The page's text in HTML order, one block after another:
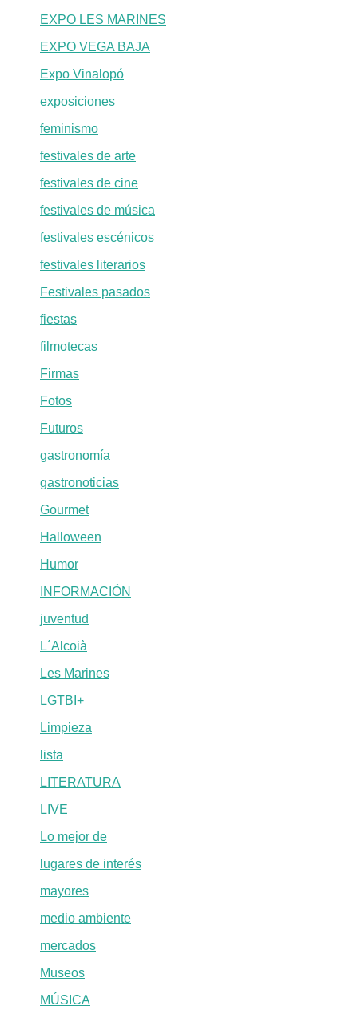
EXPO LES MARINES
EXPO VEGA BAJA
Expo Vinalopó
exposiciones
feminismo
festivales de arte
festivales de cine
festivales de música
festivales escénicos
festivales literarios
Festivales pasados
fiestas
filmotecas
Firmas
Fotos
Futuros
gastronomía
gastronoticias
Gourmet
Halloween
Humor
INFORMACIÓN
juventud
L´Alcoià
Les Marines
LGTBI+
Limpieza
lista
LITERATURA
LIVE
Lo mejor de
lugares de interés
mayores
medio ambiente
mercados
Museos
MÚSICA